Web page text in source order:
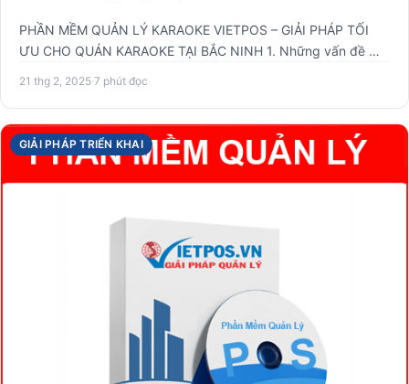
PHẦN MỀM QUẢN LÝ KARAOKE VIETPOS – GIẢI PHÁP TỐI
ƯU CHO QUÁN KARAOKE TẠI BẮC NINH 1. Những vấn đề mà
21 thg 2, 2025·7 phút đọc
GIẢI PHÁP TRIỂN KHAI